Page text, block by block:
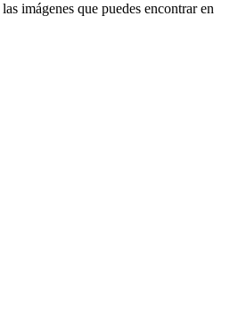
imágenes que puedes encontrar en